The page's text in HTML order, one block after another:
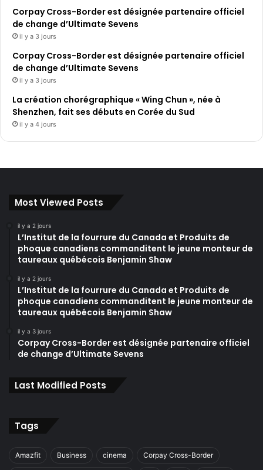
Corpay Cross-Border est désignée partenaire officiel
de change d’Ultimate Sevens
il y a 3 jours
Corpay Cross-Border est désignée partenaire officiel
de change d’Ultimate Sevens
il y a 3 jours
La création chorégraphique « Wing Chun », née à
Shenzhen, fait ses débuts en Corée du Sud
il y a 4 jours
Most Viewed Posts
il y a 2 jours
L’Institut de la fourrure du Canada et Produits de
phoque canadiens commanditent le jeune monteur de
taureaux québécois Benjamin Shaw
il y a 2 jours
L’Institut de la fourrure du Canada et Produits de
phoque canadiens commanditent le jeune monteur de
taureaux québécois Benjamin Shaw
il y a 3 jours
Corpay Cross-Border est désignée partenaire officiel
de change d’Ultimate Sevens
Last Modified Posts
Tags
Amazfit Business cinema Corpay Cross-Border